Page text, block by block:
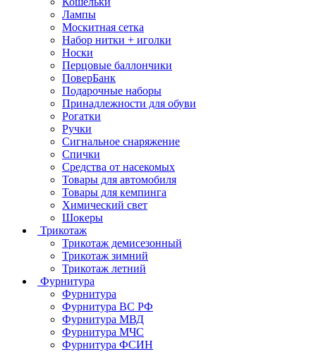
Лампы
Москитная сетка
Набор нитки + иголки
Носки
Перцовые баллончики
ПоверБанк
Подарочные наборы
Принадлежности для обуви
Рогатки
Ручки
Сигнальное снаряжение
Спички
Средства от насекомых
Товары для автомобиля
Товары для кемпинга
Химический свет
Шокеры
Трикотаж
Трикотаж демисезонный
Трикотаж зимний
Трикотаж летний
Фурнитура
Фурнитура
Фурнитура ВС РФ
Фурнитура МВД
Фурнитура МЧС
Фурнитура ФСИН